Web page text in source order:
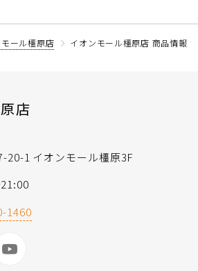
ール橿原店 イオンモール橿原店 商品情報
店
20-1 イオンモール橿原3F
1460